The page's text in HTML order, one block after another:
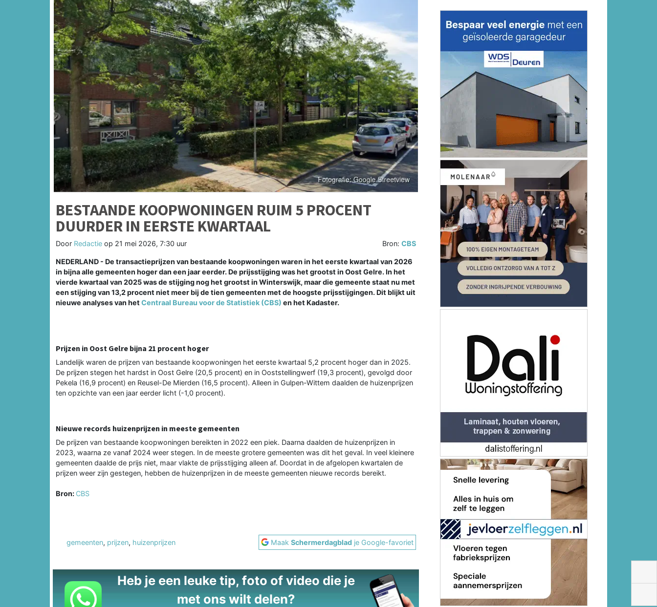
BESTAANDE KOOPWONINGEN RUIM 5 PROCENT
DUURDER IN EERSTE KWARTAAL
Door Redactie op 21 mei 2026, 7:30 uur Bron:CBS
NEDERLAND - De transactieprijzen van bestaande koopwoningen waren in het eerste kwartaal van 2026
in bijna alle gemeenten hoger dan een jaar eerder. De prijsstijging was het grootst in Oost Gelre. In het
vierde kwartaal van 2025 was de stijging nog het grootst in Winterswijk, maar die gemeente staat nu met
een stijging van 13,2 procent niet meer bij de tien gemeenten met de hoogste prijsstijgingen. Dit blijkt uit
nieuwe analyses van het Centraal Bureau voor de Statistiek (CBS) en het Kadaster.
Prijzen in Oost Gelre bijna 21 procent hoger
Landelijk waren de prijzen van bestaande koopwoningen het eerste kwartaal 5,2 procent hoger dan in 2025.
De prijzen stegen het hardst in Oost Gelre (20,5 procent) en in Ooststellingwerf (19,3 procent), gevolgd door
Pekela (16,9 procent) en Reusel-De Mierden (16,5 procent). Alleen in Gulpen-Wittem daalden de huizenprijzen
ten opzichte van een jaar eerder licht (-1,0 procent).
Nieuwe records huizenprijzen in meeste gemeenten
De prijzen van bestaande koopwoningen bereikten in 2022 een piek. Daarna daalden de huizenprijzen in
2023, waarna ze vanaf 2024 weer stegen. In de meeste grotere gemeenten was dit het geval. In veel kleinere
gemeenten daalde de prijs niet, maar vlakte de prijsstijging alleen af. Doordat in de afgelopen kwartalen de
prijzen weer zijn gestegen, hebben de huizenprijzen in de meeste gemeenten nieuwe records bereikt.
Bron: CBS
gemeenten, prijzen, huizenprijzen MaakSchermerdagblad je Google-favoriet
Heb je een leuke tip, foto of video die je
met ons wilt delen?